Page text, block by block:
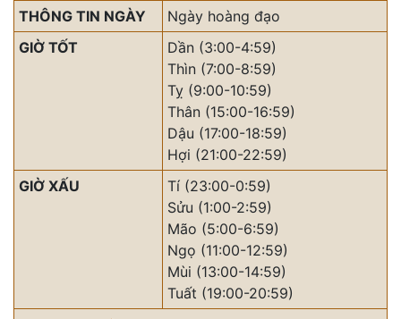
THÔNG TIN NGÀY
Ngày hoàng đạo
GIỜ TỐT
Dần (3:00-4:59)
Thìn (7:00-8:59)
Tỵ (9:00-10:59)
Thân (15:00-16:59)
Dậu (17:00-18:59)
Hợi (21:00-22:59)
GIỜ XẤU
Tí (23:00-0:59)
Sửu (1:00-2:59)
Mão (5:00-6:59)
Ngọ (11:00-12:59)
Mùi (13:00-14:59)
Tuất (19:00-20:59)